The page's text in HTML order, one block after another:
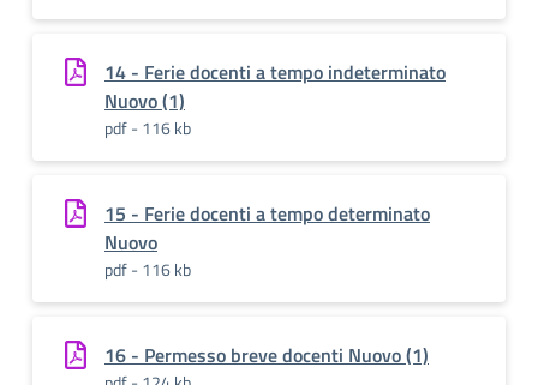
14 - Ferie docenti a tempo indeterminato
Nuovo (1)
pdf - 116 kb
15 - Ferie docenti a tempo determinato
Nuovo
pdf - 116 kb
16 - Permesso breve docenti Nuovo (1)